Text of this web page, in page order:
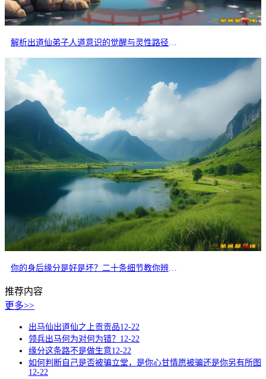
推荐内容
更多>>
出马仙出道仙之上贡贡品12-22
领兵出马何为对何为错？ 12-22
缘分这条路不是做生意12-22
如何判断自己是否被骗立堂，是你心甘情愿被骗还是你另有所图
12-22